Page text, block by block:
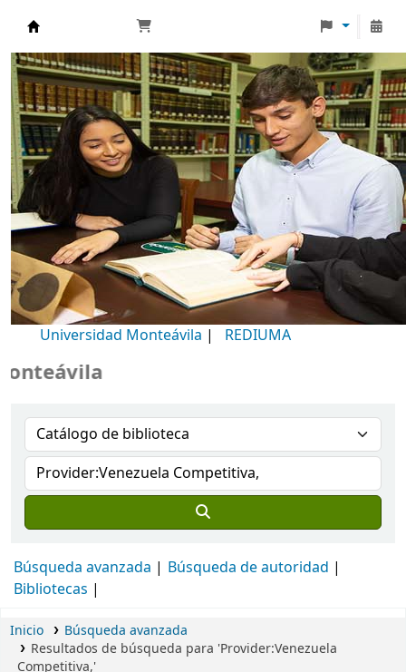
Biblioteca Universidad Monteávila
Universidad Monteávila | REDIUMA
Búsqueda avanzada
Búsqueda de autoridad
Bibliotecas
Inicio
Búsqueda avanzada
Resultados de búsqueda para 'Provider:Venezuela
Competitiva,'